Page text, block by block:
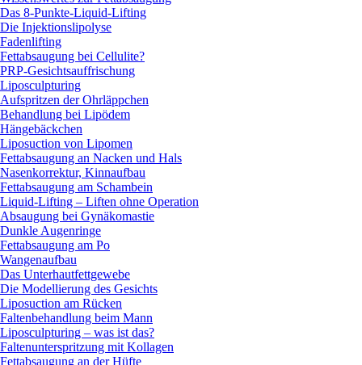
Das 8-Punkte-Liquid-Lifting
Die Injektionslipolyse
Fadenlifting
Fettabsaugung bei Cellulite?
PRP-Gesichtsauffrischung
Liposculpturing
Aufspritzen der Ohrläppchen
Behandlung bei Lipödem
Hängebäckchen
Liposuction von Lipomen
Fettabsaugung an Nacken und Hals
Nasenkorrektur, Kinnaufbau
Fettabsaugung am Schambein
Liquid-Lifting – Liften ohne Operation
Absaugung bei Gynäkomastie
Dunkle Augenringe
Fettabsaugung am Po
Wangenaufbau
Das Unterhautfettgewebe
Die Modellierung des Gesichts
Liposuction am Rücken
Faltenbehandlung beim Mann
Liposculpturing – was ist das?
Faltenunterspritzung mit Kollagen
Fettabsaugung an der Hüfte